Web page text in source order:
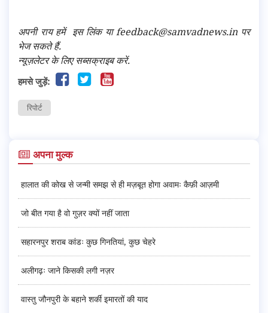
अपनी राय हमें इस लिंक या feedback@samvadnews.in पर
भेज सकते हैं.
न्यूज़लेटर के लिए सब्सक्राइब करें.
हमसे जुड़ें:
रिपोर्ट
अपना मुल्क
हालात की कोख से जन्मी समझ से ही मज़बूत होगा अवामः कैफ़ी आज़मी
जो बीत गया है वो गुज़र क्यों नहीं जाता
सहारनपुर शराब कांडः कुछ गिनतियां, कुछ चेहरे
अलीगढ़ः जाने किसकी लगी नज़र
वास्तु जौनपुरी के बहाने शर्की इमारतों की याद